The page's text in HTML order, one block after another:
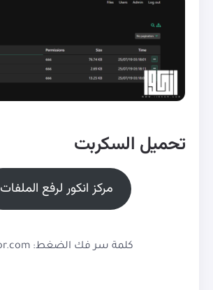
تحميل السكربت
مركز انكور لرفع الملفات
كلمة سر فك الضغط: iinkor.com